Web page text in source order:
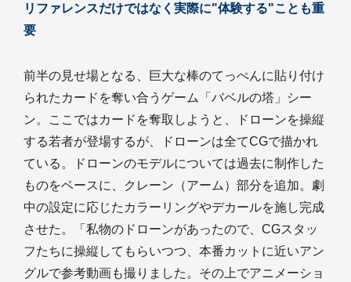
リファレンスだけではなく実際に"体験する"ことも重
要
前半の見せ場となる、巨大な棒のてっぺんに貼り付け
られたカードを奪い合うゲーム「バベルの塔」シー
ン。ここではカードを奪取しようと、ドローンを操縦
する若者が登場するが、ドローンは全てCGで描かれ
ている。ドローンのモデルについては過去に制作した
ものをベースに、クレーン（アーム）部分を追加。劇
中の設定に応じたカラーリングやデカールを施し完成
させた。「私物のドローンがあったので、CGスタッ
フたちに操縦してもらいつつ、本番カットに近いアン
グルで参考動画も撮りました。その上でアニメーショ